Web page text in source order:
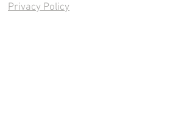
Privacy Policy